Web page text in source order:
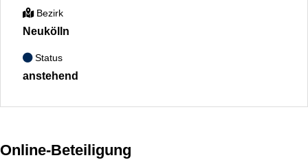
Bezirk
Neukölln
Status
anstehend
Online-Beteiligung